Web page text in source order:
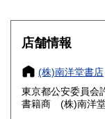
大阪府
奈良県
鳥取県
店舗情報
(株)南洋堂書店
東京都公安委員会
書籍商 (株)南洋